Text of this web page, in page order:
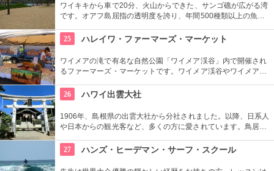
ワイキキから車で20分、火山からできた、サンゴ礁が広がる湾
です。オアフ島屈指の透明度を誇り、年間500種類以上の魚が
で年間100万人以上の観光客が訪れます。
25 ハレイワ・ファーマーズ・マーケット
ワイメアの滝で有名な自然公園「ワイメア渓谷」内で開催され
るファーマーズ・マーケットです。ワイメア渓谷やワイメアの
していますので、おやつはもちろん、ディナーを楽しむのもア
リですね。
26 ハワイ出雲大社
1906年、島根県の出雲大社から分社されました。以降、日系人
や日本からの観光客など、多くの方に愛されています。鳥居や
りそう。日本とハワイで2度お祈りされたお守りも好評です。
27 ハンズ・ヒーデマン・サーフ・スクール